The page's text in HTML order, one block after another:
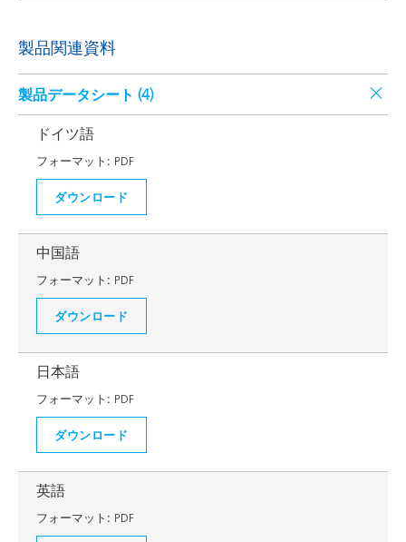
製品関連資料
製品データシート (4)
ドイツ語
フォーマット: PDF
ダウンロード
中国語
フォーマット: PDF
ダウンロード
日本語
フォーマット: PDF
ダウンロード
英語
フォーマット: PDF